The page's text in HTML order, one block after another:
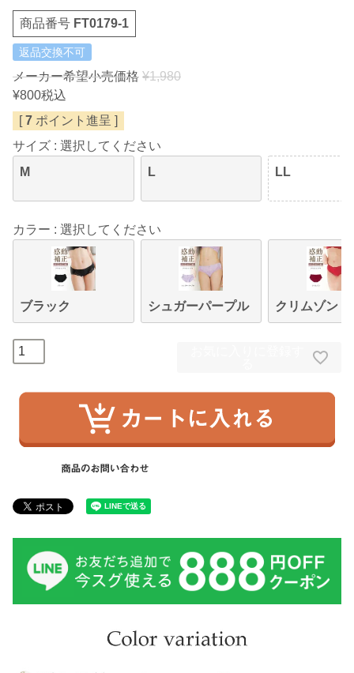
商品番号 FT0179-1
返品交換不可
メーカー希望小売価格 ¥1,980
¥800税込
[ 7 ポイント進呈 ]
サイズ
選択してください
M
L LL
カラー 選択してください
ブラック シュガーパープル クリムゾン